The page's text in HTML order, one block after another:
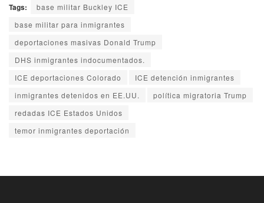
Tags:
base militar Buckley ICE
base militar para inmigrantes
deportaciones masivas Donald Trump
DHS inmigrantes indocumentados.
ICE deportaciones Colorado
ICE detención inmigrantes
inmigrantes detenidos en EE.UU.
política migratoria Trump
redadas ICE Estados Unidos
temor inmigrantes deportación